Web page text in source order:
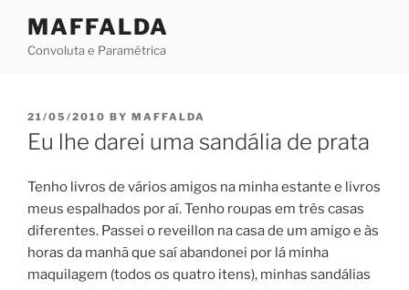
content
MAFFALDA
Convoluta e Paramétrica
POSTED
ON
21/05/2010 BY MAFFALDA
Eu lhe darei uma sandália de prata
Tenho livros de vários amigos na minha estante e livros
meus espalhados por aí. Tenho roupas em três casas
diferentes. Passei o reveillon na casa de um amigo e às
horas da manhã que saí abandonei por lá minha
maquilagem (todos os quatro itens), minhas sandálias